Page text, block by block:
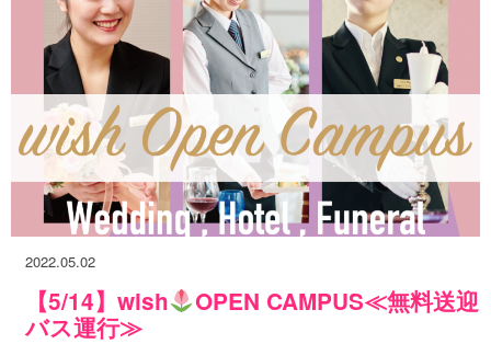
2022.05.02
【5/14】wish
OPEN CAMPUS≪無料送迎
バス運行≫